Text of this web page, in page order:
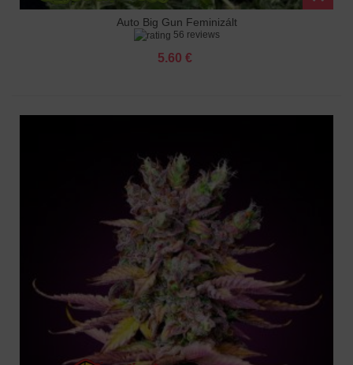
Auto Big Gun Feminizált
56 reviews
5.60 €